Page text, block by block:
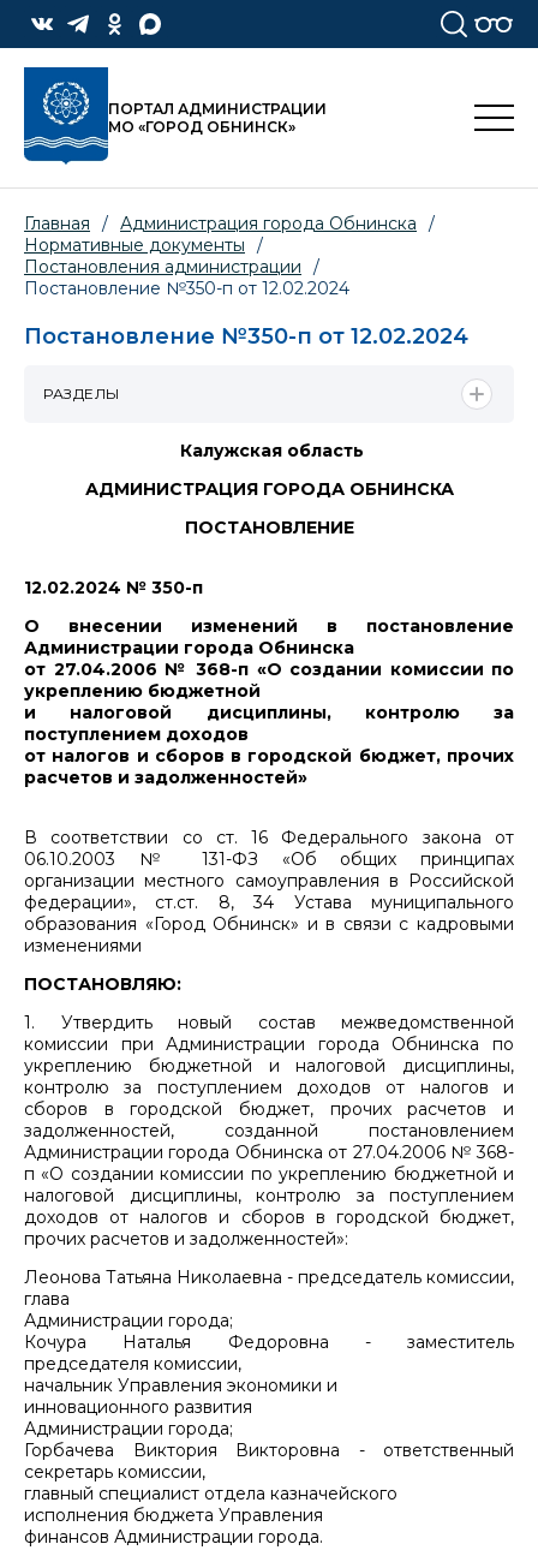
ПОРТАЛ АДМИНИСТРАЦИИ
МО «ГОРОД ОБНИНСК»
Главная / Администрация города Обнинска
/
Нормативные документы
/
Постановления администрации
/
Постановление №350-п от 12.02.2024
Постановление №350-п от 12.02.2024
Калужская область
АДМИНИСТРАЦИЯ ГОРОДА ОБНИНСКА
ПОСТАНОВЛЕНИЕ
12.02.2024 № 350-п
О внесении изменений в постановление
Администрации города Обнинска
от 27.04.2006 № 368-п «О создании комиссии по
укреплению бюджетной
и налоговой дисциплины, контролю за
поступлением доходов
от налогов и сборов в городской бюджет, прочих
расчетов и задолженностей»
В соответствии со ст. 16 Федерального закона от
06.10.2003 № 131-ФЗ «Об общих принципах
организации местного самоуправления в Российской
федерации», ст.ст. 8, 34 Устава муниципального
образования «Город Обнинск» и в связи с кадровыми
изменениями
ПОСТАНОВЛЯЮ:
1. Утвердить новый состав межведомственной
комиссии при Администрации города Обнинска по
укреплению бюджетной и налоговой дисциплины,
контролю за поступлением доходов от налогов и
сборов в городской бюджет, прочих расчетов и
задолженностей, созданной постановлением
Администрации города Обнинска от 27.04.2006 № 368-
п «О создании комиссии по укреплению бюджетной и
налоговой дисциплины, контролю за поступлением
доходов от налогов и сборов в городской бюджет,
прочих расчетов и задолженностей»:
Леонова Татьяна Николаевна - председатель комиссии,
глава
Администрации города;
Кочура Наталья Федоровна - заместитель
председателя комиссии,
начальник Управления экономики и
инновационного развития
Администрации города;
Горбачева Виктория Викторовна - ответственный
секретарь комиссии,
главный специалист отдела казначейского
исполнения бюджета Управления
финансов Администрации города.
РАЗДЕЛЫ